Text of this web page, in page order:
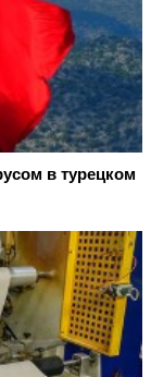
в турецком